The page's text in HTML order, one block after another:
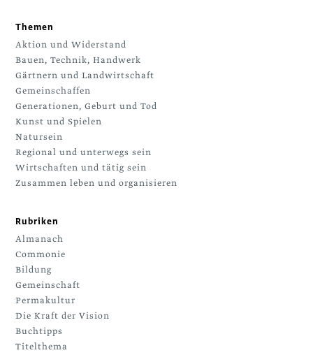
Themen
Aktion und Widerstand
Bauen, Technik, Handwerk
Gärtnern und Landwirtschaft
Gemeinschaffen
Generationen, Geburt und Tod
Kunst und Spielen
Natursein
Regional und unterwegs sein
Wirtschaften und tätig sein
Zusammen leben und organisieren
Rubriken
Almanach
Commonie
Bildung
Gemeinschaft
Permakultur
Die Kraft der Vision
Buchtipps
Titelthema